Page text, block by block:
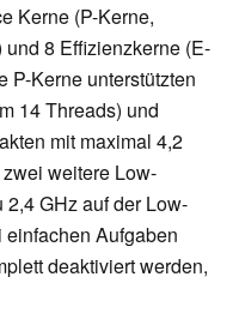
Kerne (P-Kerne,
8 Effizienzkerne (E-
P-Kerne unterstützten
14 Threads) und
mit maximal 4,2
weitere Low-
GHz auf der Low-
Aufgaben
deaktiviert werden,